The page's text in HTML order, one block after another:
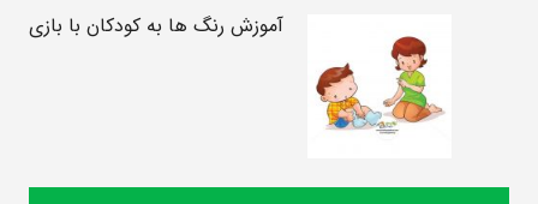
آموزش رنگ ها به کودکان با بازی